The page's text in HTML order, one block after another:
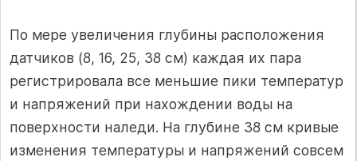
По мере увеличения глубины расположения
датчиков (8, 16, 25, 38 см) каждая их пара
регистрировала все меньшие пики температур
и напряжений при нахождении воды на
поверхности наледи. На глубине 38 см кривые
изменения температуры и напряжений совсем